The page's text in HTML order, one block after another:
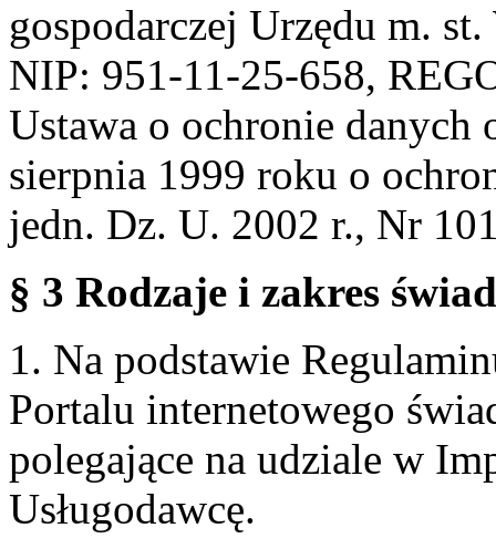
gospodarczej Urzędu m.
NIP: 951-11-25-658,
Ustawa o ochronie danych
sierpnia 1999 roku o
jedn. Dz. U. 2002 r., Nr
§ 3 Rodzaje i zakres
1. Na podstawie
Portalu internetowego
polegające na udziale w
Usługodawcę.